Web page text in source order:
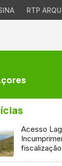
RTP
Acesso
fiscalização